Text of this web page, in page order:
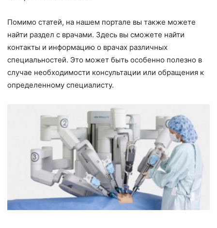
Помимо статей, на нашем портале вы также можете
найти раздел с врачами. Здесь вы сможете найти
контакты и информацию о врачах различных
специальностей. Это может быть особенно полезно в
случае необходимости консультации или обращения к
определенному специалисту.